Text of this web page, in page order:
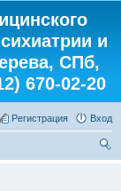
и
СПб,
670-02-20
Вход
Регистрация